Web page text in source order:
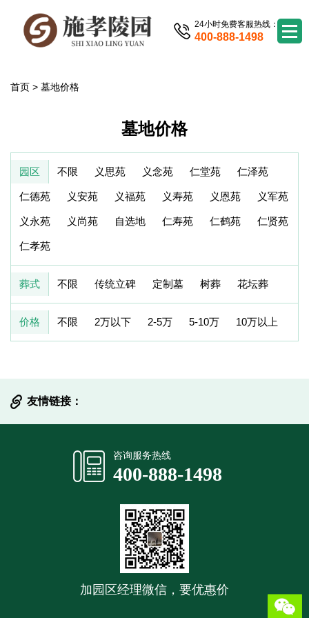
24小时免费客服热线：
400-888-1498
首页 > 墓地价格
墓地价格
园区 不限 义思苑 义念苑 仁堂苑 仁泽苑
仁德苑 义安苑 义福苑 义寿苑 义恩苑 义军苑
义永苑 义尚苑 自选地 仁寿苑 仁鹤苑 仁贤苑
仁孝苑
葬式 不限 传统立碑 定制墓 树葬 花坛葬
价格 不限 2万以下 2-5万 5-10万 10万以上
友情链接：
咨询服务热线
400-888-1498
加园区经理微信，要优惠价